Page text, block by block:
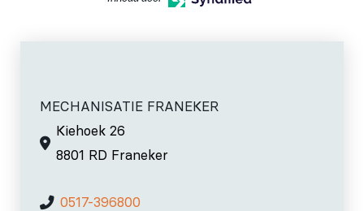
MECHANISATIE FRANEKER
Kiehoek 26
8801 RD Franeker
0517-396800